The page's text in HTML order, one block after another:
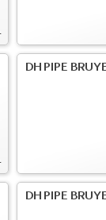
DH PIPE
DH PIPE